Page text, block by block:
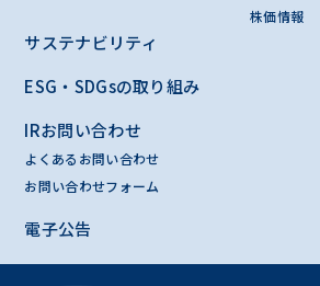
株価情報
サステナビリティ
ESG・SDGsの取り組み
IRお問い合わせ
よくあるお問い合わせ
お問い合わせフォーム
電子公告